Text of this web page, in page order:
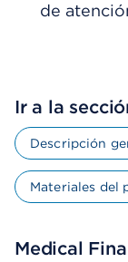
de
Ir a la
Descripción
Materiales del
Medical